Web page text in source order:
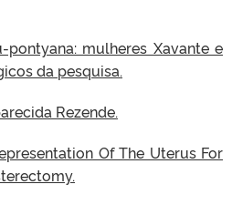
pontyana: mulheres Xavante e
da pesquisa.
Rezende.
Of The Uterus For